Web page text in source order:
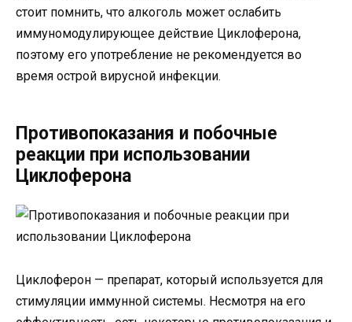
стоит помнить, что алкоголь может ослабить
иммуномодулирующее действие Циклоферона,
поэтому его употребление не рекомендуется во
время острой вирусной инфекции.
Противопоказания и побочные
реакции при использовании
Циклоферона
Циклоферон — препарат, который используется для
стимуляции иммунной системы. Несмотря на его